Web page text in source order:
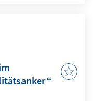
aber
sich
fraglich.